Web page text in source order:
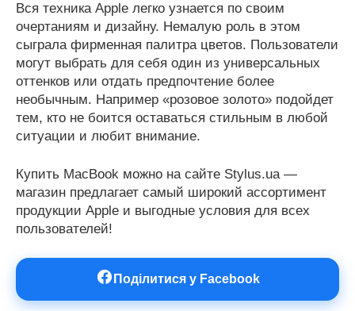
Вся техника Apple легко узнается по своим
очертаниям и дизайну. Немалую роль в этом
сыграла фирменная палитра цветов. Пользователи
могут выбрать для себя один из универсальных
оттенков или отдать предпочтение более
необычным. Например «розовое золото» подойдет
тем, кто не боится оставаться стильным в любой
ситуации и любит внимание.
Купить MacBook можно на сайте Stylus.ua —
магазин предлагает самый широкий ассортимент
продукции Apple и выгодные условия для всех
пользователей!
Поділитися у Facebook